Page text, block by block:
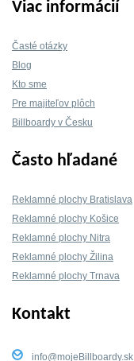
Viac informácií
Časté otázky
Blog
Kto sme
Pre majiteľov plôch
Billboardy v Česku
Často hľadané
Reklamné plochy Bratislava
Reklamné plochy Košice
Reklamné plochy Nitra
Reklamné plochy Žilina
Reklamné plochy Trnava
Kontakt
info@mojeBillboardy.sk